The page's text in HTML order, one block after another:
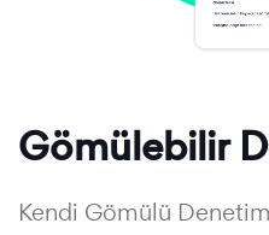
Gömülebilir
Kendi Gömülü